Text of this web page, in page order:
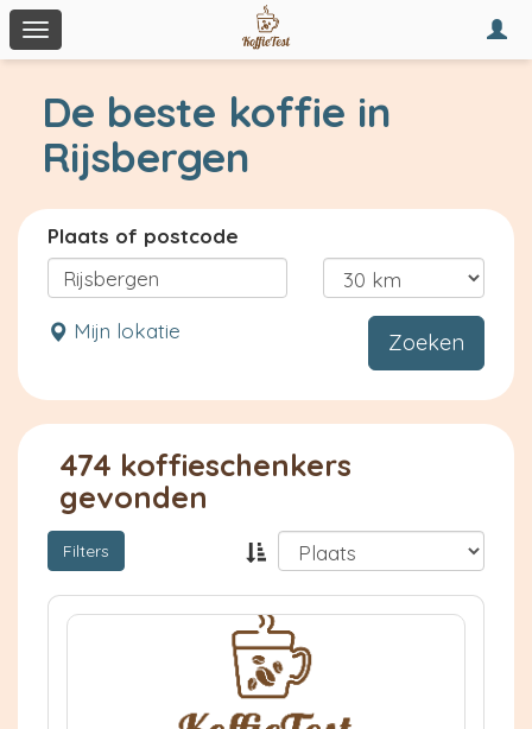
Toggle
navigation
De beste koffie in
Rijsbergen
Plaats of postcode
Mijn lokatie Zoeken
474 koffieschenkers
gevonden
Filters